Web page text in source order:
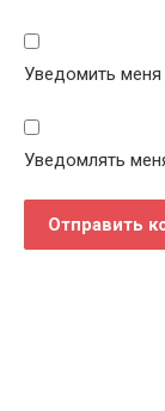
Уведомить меня
Уведомлять